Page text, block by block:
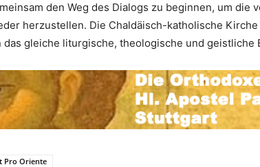
den Weg des Dialogs zu beginnen, um die
herzustellen. Die Chaldäisch-katholische
das gleiche liturgische, theologische und geistliche
Pro Oriente